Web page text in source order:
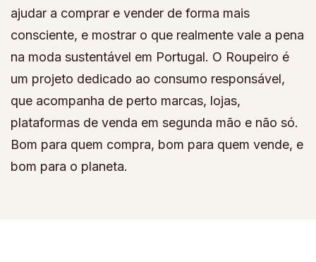
ajudar a comprar e vender de forma mais
consciente, e mostrar o que realmente vale a pena
na moda sustentável em Portugal. O Roupeiro é
um projeto dedicado ao consumo responsável,
que acompanha de perto marcas, lojas,
plataformas de venda em segunda mão e não só.
Bom para quem compra, bom para quem vende, e
bom para o planeta.